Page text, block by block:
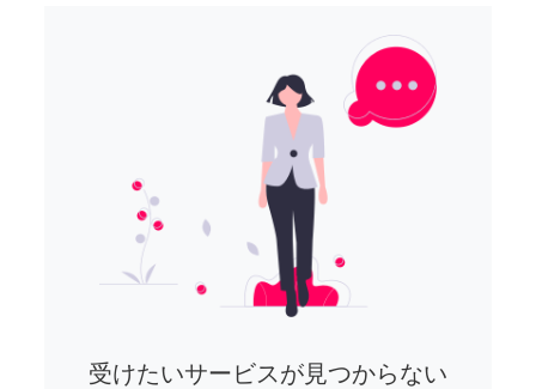
受けたいサービスが見つからない